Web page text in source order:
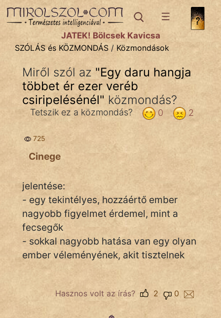
SZÓLÁS ÉS KÖZMONDÁStémák:
Bibliai
Közmondások
Rímelő
Szólások
Tréfás
IRODALOM
JÁTÉK! Bölcsek Kavicsa
SZÓLÁS és KÖZMONDÁS / Közmondások
Miről szól az "Egy daru hangja
többet ér ezer veréb
csiripelésénél" közmondás?
2
0
Tetszik ez a közmondás?
725
Cinege
jelentése:
- egy tekintélyes, hozzáértő ember
nagyobb figyelmet érdemel, mint a
fecsegők
- sokkal nagyobb hatása van egy olyan
ember véleményének, akit tisztelnek
Hasznos volt az írás? 0
2